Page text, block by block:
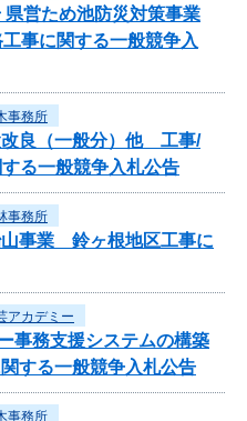
県営ため池防災対策事業
事に関する一般競争入
事務所
改良（一般分）他 工事/
る一般競争入札公告
事務所
山事業 鈴ヶ根地区工事に
アカデミー
事務支援システムの構築
する一般競争入札公告
事務所